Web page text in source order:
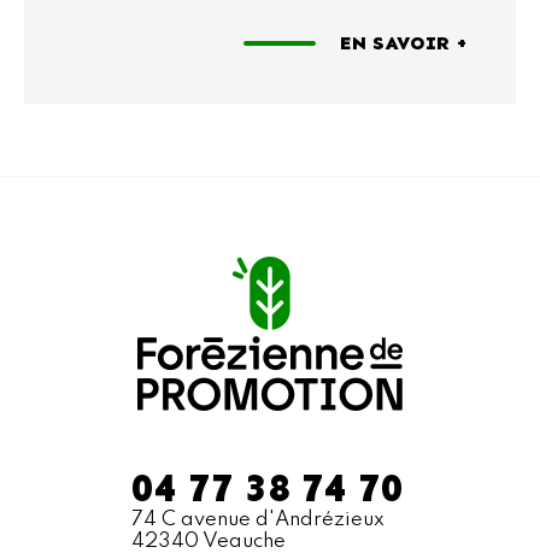
EN SAVOIR +
04 77 38 74 70
74 C avenue d'Andrézieux
42340 Veauche